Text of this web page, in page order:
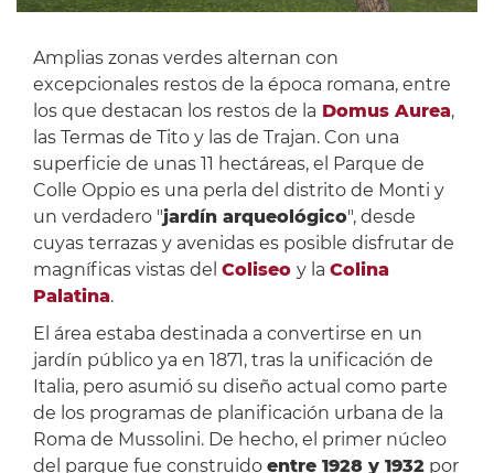
Amplias zonas verdes alternan con
excepcionales restos de la época romana, entre
los que destacan los restos de la Domus Aurea,
las Termas de Tito y las de Trajan. Con una
superficie de unas 11 hectáreas, el Parque de
Colle Oppio es una perla del distrito de Monti y
un verdadero "jardín arqueológico", desde
cuyas terrazas y avenidas es posible disfrutar de
magníficas vistas del Coliseo y la Colina
Palatina.
El área estaba destinada a convertirse en un
jardín público ya en 1871, tras la unificación de
Italia, pero asumió su diseño actual como parte
de los programas de planificación urbana de la
Roma de Mussolini. De hecho, el primer núcleo
del parque fue construido entre 1928 y 1932por